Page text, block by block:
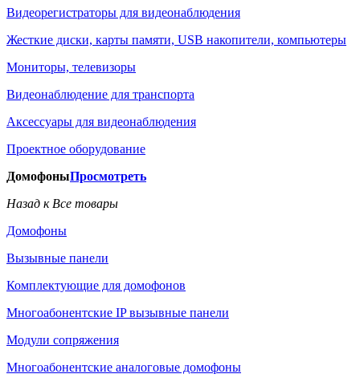
Видеорегистраторы для видеонаблюдения
Жесткие диски, карты памяти, USB накопители, компьютеры
Мониторы, телевизоры
Видеонаблюдение для транспорта
Аксессуары для видеонаблюдения
Проектное оборудование
ДомофоныПросмотреть
Назад к Все товары
Домофоны
Вызывные панели
Комплектующие для домофонов
Многоабонентские IP вызывные панели
Модули сопряжения
Многоабонентские аналоговые домофоны